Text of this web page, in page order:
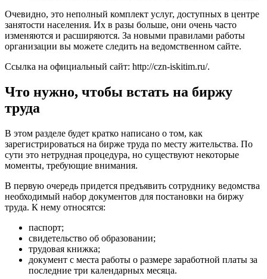
Очевидно, это неполный комплект услуг, доступных в центре
занятости населения. Их в разы больше, они очень часто
изменяются и расширяются. За новыми правилами работы
организации вы можете следить на ведомственном сайте.
Ссылка на официальный сайт: http://czn-iskitim.ru/.
Что нужно, чтобы встать на биржу
труда
В этом разделе будет кратко написано о том, как
зарегистрироваться на бирже труда по месту жительства. По
сути это нетрудная процедура, но существуют некоторые
моменты, требующие внимания.
В первую очередь придется предъявить сотруднику ведомства
необходимый набор документов для постановки на биржу
труда. К нему относятся:
паспорт;
свидетельство об образовании;
трудовая книжка;
документ с места работы о размере заработной платы за
последние три календарных месяца.